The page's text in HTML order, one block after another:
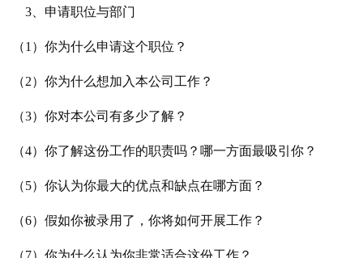
3、申请职位与部门
（1）你为什么申请这个职位？
（2）你为什么想加入本公司工作？
（3）你对本公司有多少了解？
（4）你了解这份工作的职责吗？哪一方面最吸引你？
（5）你认为你最大的优点和缺点在哪方面？
（6）假如你被录用了，你将如何开展工作？
（7）你为什么认为你非常适合这份工作？